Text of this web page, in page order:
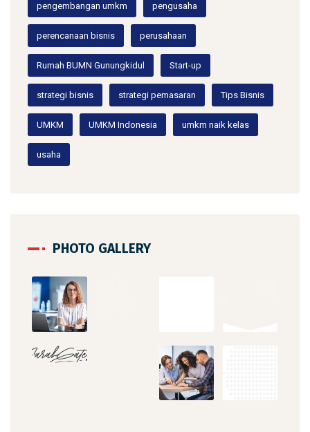
pengembangan umkm pengusaha
perencanaan bisnis perusahaan
Rumah BUMN Gunungkidul Start-up
strategi bisnis strategi pemasaran Tips Bisnis
UMKM UMKM Indonesia umkm naik kelas
usaha
PHOTO GALLERY